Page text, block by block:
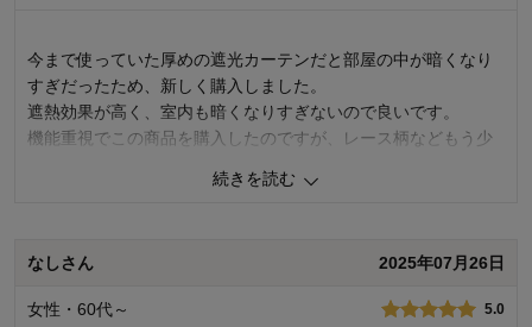
使用場所： 子供部屋
購入のきっかけ：
ネットで見つけて
商品を使う人： 子供
今まで使っていた厚めの遮光カーテンだと部屋の中が暗くなり
すぎだったため、新しく購入しました。
遮熱効果が高く、室内も暗くなりすぎないので良いです。
機能重視でこの商品を購入したのですが、レース柄などもう少
使用感・使いやすさ
続きを読む
なしさん 2025年07月26日
女性・60代～ 5.0